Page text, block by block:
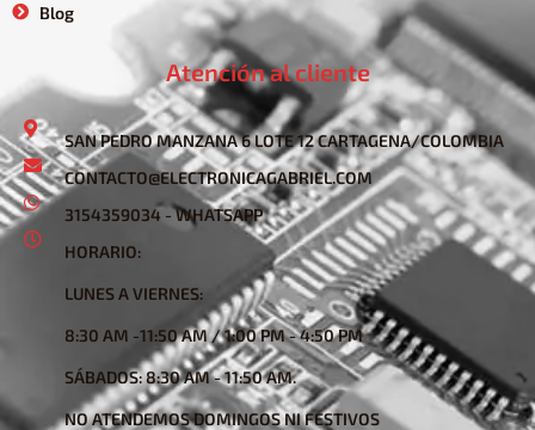
Blog
Atención al cliente
SAN PEDRO MANZANA 6 LOTE 12 CARTAGENA/COLOMBIA
CONTACTO@ELECTRONICAGABRIEL.COM
3154359034 - WHATSAPP
HORARIO:
LUNES A VIERNES:
8:30 AM -11:50 AM / 1:00 PM - 4:50 PM
SÁBADOS: 8:30 AM - 11:50 AM.
NO ATENDEMOS DOMINGOS NI FESTIVOS